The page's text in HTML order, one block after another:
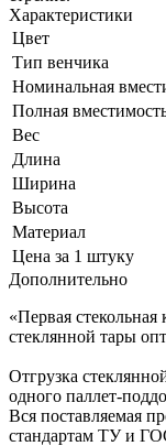
Характеристики
Цвет
Тип венчика
Номинальная
Полная
Вес
Длина
Ширина
Высота
Материал
Цена за 1 штуку
Дополнительно
«Первая стекольная
стеклянной тары
Отгрузка
одного паллет-
Вся поставляемая
стандартам ТУ и